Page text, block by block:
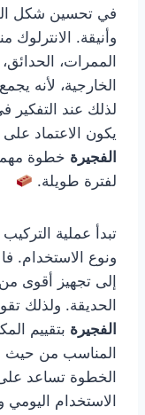
في تحسين شكل
وأنيقة.
الممرات،
الخارجية، لأنه
لذلك عند التفكير
يكون الاعتماد على
الفجيرة خطوة
لفترة طويلة.
تبدأ عملية
ونوع الاستخدام.
إلى تجهيز أقوى
الحديقة. ولذلك
الفجيرة بتقييم
المناسب من حيث
الخطوة تساعد
الاستخدام